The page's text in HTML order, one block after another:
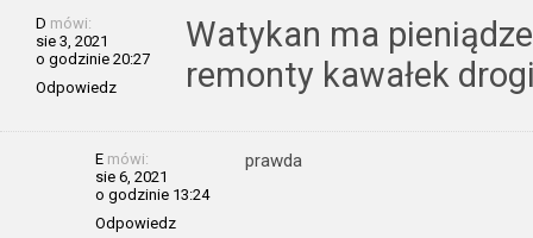
D mówi:
sie 3, 2021
o godzinie 20:27
Odpowiedz
Watykan ma
remonty kawałek
E mówi:
sie 6, 2021
o godzinie 13:24
Odpowiedz
prawda